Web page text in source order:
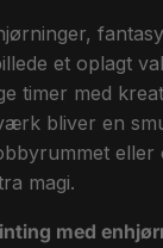
et oplagt
timer med
bliver en
eller
magi.
med